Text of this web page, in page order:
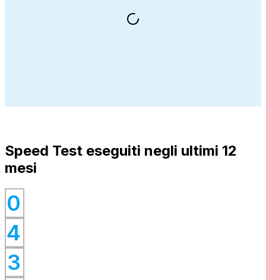
Speed Test eseguiti negli ultimi 12
mesi
0
0
4
0
3
0